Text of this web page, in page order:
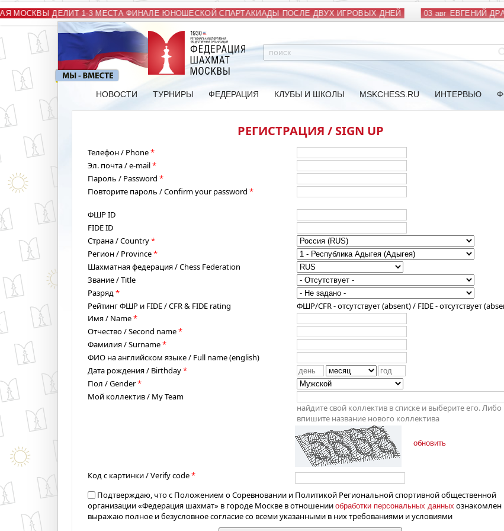
МОСКВЫ ДЕЛИТ 1-3 МЕСТА ФИНАЛЕ ЮНОШЕСКОЙ СПАРТАКИАДЫ ПОСЛЕ ДВУХ ИГРОВЫХ ДНЕЙ 03 авг ЕВГЕНИЙ
НОВОСТИ ТУРНИРЫ ФЕДЕРАЦИЯ КЛУБЫ И ШКОЛЫ MSKCHESS.RU ИНТЕРВЬЮ
РЕГИСТРАЦИЯ / SIGN UP
Телефон / Phone*
Эл. почта / e-mail*
Пароль / Password *
Повторите пароль / Confirm your password *
ФШР ID
FIDE ID
Страна / Country*
Регион / Province*
Шахматная федерация / Chess Federation
Звание / Title
Разряд*
Рейтинг ФШР и FIDE / CFR & FIDE rating
ФШР/CFR - отсутствует (absent) / FIDE - отсутствует
Имя / Name*
Отчество / Second name*
Фамилия / Surname*
ФИО на английском языке / Full name (english)
Дата рождения / Birthday*
Пол / Gender*
Мой коллектив / My Team
найдите свой коллектив в списке и выберите его. Либо
впишите название нового коллектива
Код с картинки / Verify code*
обновить
Подтверждаю, что с Положением о Соревновании и Политикой Региональной спортивной общественной
организации «Федерация шахмат» в городе Москве в отношении обработки персональных данных ознакомлен
выражаю полное и безусловное согласие со всеми указанными в них требованиями и условиями